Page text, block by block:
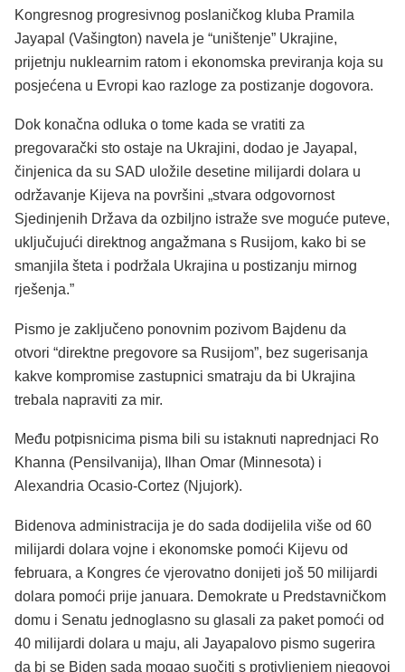
Kongresnog progresivnog poslaničkog kluba Pramila
Jayapal (Vašington) navela je “uništenje” Ukrajine,
prijetnju nuklearnim ratom i ekonomska previranja koja su
posjećena u Evropi kao razloge za postizanje dogovora.
Dok konačna odluka o tome kada se vratiti za
pregovarački sto ostaje na Ukrajini, dodao je Jayapal,
činjenica da su SAD uložile desetine milijardi dolara u
održavanje Kijeva na površini „stvara odgovornost
Sjedinjenih Država da ozbiljno istraže sve moguće puteve,
uključujući direktnog angažmana s Rusijom, kako bi se
smanjila šteta i podržala Ukrajina u postizanju mirnog
rješenja.”
Pismo je zaključeno ponovnim pozivom Bajdenu da
otvori “direktne pregovore sa Rusijom”, bez sugerisanja
kakve kompromise zastupnici smatraju da bi Ukrajina
trebala napraviti za mir.
Među potpisnicima pisma bili su istaknuti naprednjaci Ro
Khanna (Pensilvanija), Ilhan Omar (Minnesota) i
Alexandria Ocasio-Cortez (Njujork).
Bidenova administracija je do sada dodijelila više od 60
milijardi dolara vojne i ekonomske pomoći Kijevu od
februara, a Kongres će vjerovatno donijeti još 50 milijardi
dolara pomoći prije januara. Demokrate u Predstavničkom
domu i Senatu jednoglasno su glasali za paket pomoći od
40 milijardi dolara u maju, ali Jayapalovo pismo sugerira
da bi se Biden sada mogao suočiti s protivljenjem njegovoj